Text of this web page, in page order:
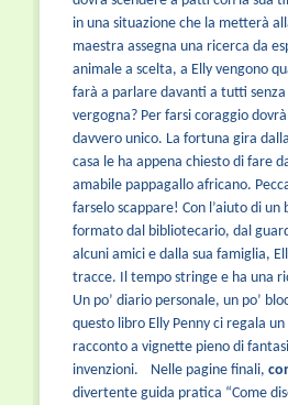
in una situazione che la metterà
maestra assegna una ricerca da
animale a scelta, a Elly vengono
farà a parlare davanti a tutti
vergogna? Per farsi coraggio
davvero unico. La fortuna gira
casa le ha appena chiesto di fare
amabile pappagallo africano.
farselo scappare! Con l’aiuto di un
formato dal bibliotecario, dal
alcuni amici e dalla sua famiglia,
tracce. Il tempo stringe e ha una
Un po’ diario personale, un po’
questo libro Elly Penny ci regala
racconto a vignette pieno di
invenzioni. Nelle pagine finali,
divertente guida pratica “Come